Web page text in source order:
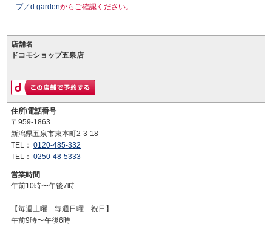
プ／d gardenからご確認ください。
店舗名
ドコモショップ五泉店
住所/電話番号
〒959-1863
新潟県五泉市東本町2-3-18
TEL： 0120-485-332
TEL： 0250-48-5333
営業時間
午前10時〜午後7時
【毎週土曜 毎週日曜 祝日】
午前9時〜午後6時